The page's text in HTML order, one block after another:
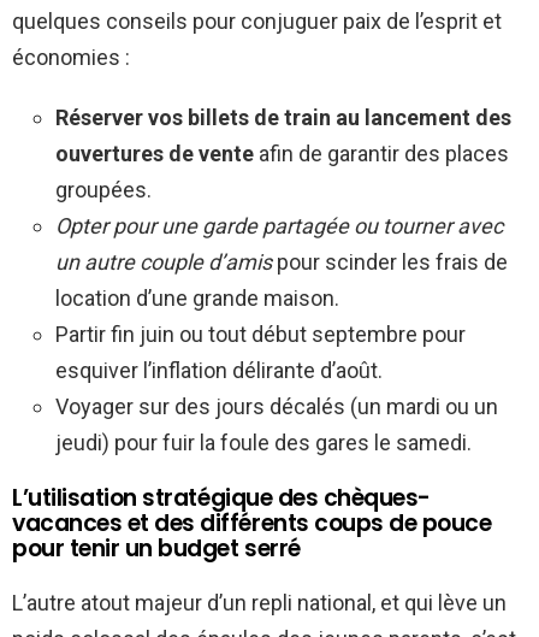
quelques conseils pour conjuguer paix de l’esprit et
économies :
Réserver vos billets de train au lancement des
ouvertures de vente afin de garantir des places
groupées.
Opter pour une garde partagée ou tourner avec
un autre couple d’amispour scinder les frais de
location d’une grande maison.
Partir fin juin ou tout début septembre pour
esquiver l’inflation délirante d’août.
Voyager sur des jours décalés (un mardi ou un
jeudi) pour fuir la foule des gares le samedi.
L’utilisation stratégique des chèques-
vacances et des différents coups de pouce
pour tenir un budget serré
L’autre atout majeur d’un repli national, et qui lève un